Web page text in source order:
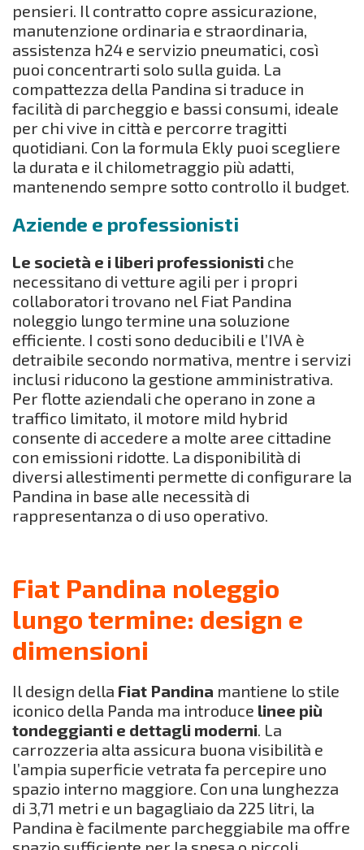
pensieri. Il contratto copre assicurazione,
manutenzione ordinaria e straordinaria,
assistenza h24 e servizio pneumatici, così
puoi concentrarti solo sulla guida. La
compattezza della Pandina si traduce in
facilità di parcheggio e bassi consumi, ideale
per chi vive in città e percorre tragitti
quotidiani. Con la formula Ekly puoi scegliere
la durata e il chilometraggio più adatti,
mantenendo sempre sotto controllo il budget.
Aziende e professionisti
Le società e i liberi professionisti che
necessitano di vetture agili per i propri
collaboratori trovano nel Fiat Pandina
noleggio lungo termine una soluzione
efficiente. I costi sono deducibili e l’IVA è
detraibile secondo normativa, mentre i servizi
inclusi riducono la gestione amministrativa.
Per flotte aziendali che operano in zone a
traffico limitato, il motore mild hybrid
consente di accedere a molte aree cittadine
con emissioni ridotte. La disponibilità di
diversi allestimenti permette di configurare la
Pandina in base alle necessità di
rappresentanza o di uso operativo.
Fiat Pandina noleggio
lungo termine: design e
dimensioni
Il design della Fiat Pandina mantiene lo stile
iconico della Panda ma introduce linee più
tondeggianti e dettagli moderni. La
carrozzeria alta assicura buona visibilità e
l’ampia superficie vetrata fa percepire uno
spazio interno maggiore. Con una lunghezza
di 3,71 metri e un bagagliaio da 225 litri, la
Pandina è facilmente parcheggiabile ma offre